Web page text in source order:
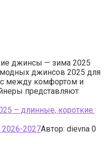
джинсы — зима 2025
джинсов 2025 для
между комфортом и
представляют
– длинные, короткие.
2027Автор: dievna 0